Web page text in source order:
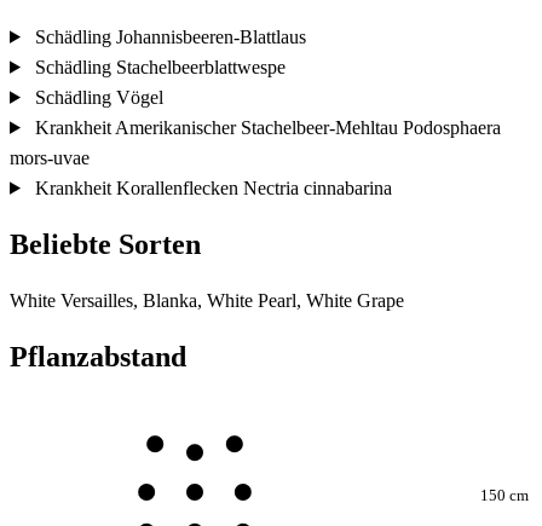
Schädling Johannisbeeren-Blattlaus
Schädling Stachelbeerblattwespe
Schädling Vögel
Krankheit Amerikanischer Stachelbeer-Mehltau Podosphaera
mors-uvae
Krankheit Korallenflecken Nectria cinnabarina
Beliebte Sorten
White Versailles, Blanka, White Pearl, White Grape
Pflanzabstand
150 cm